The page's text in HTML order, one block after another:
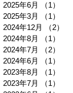
2025年6月
（1）
2025年3月
（1）
2024年12月
（2）
2024年8月
（1）
2024年7月
（2）
2024年6月
（1）
2023年8月
（1）
2023年7月
（1）